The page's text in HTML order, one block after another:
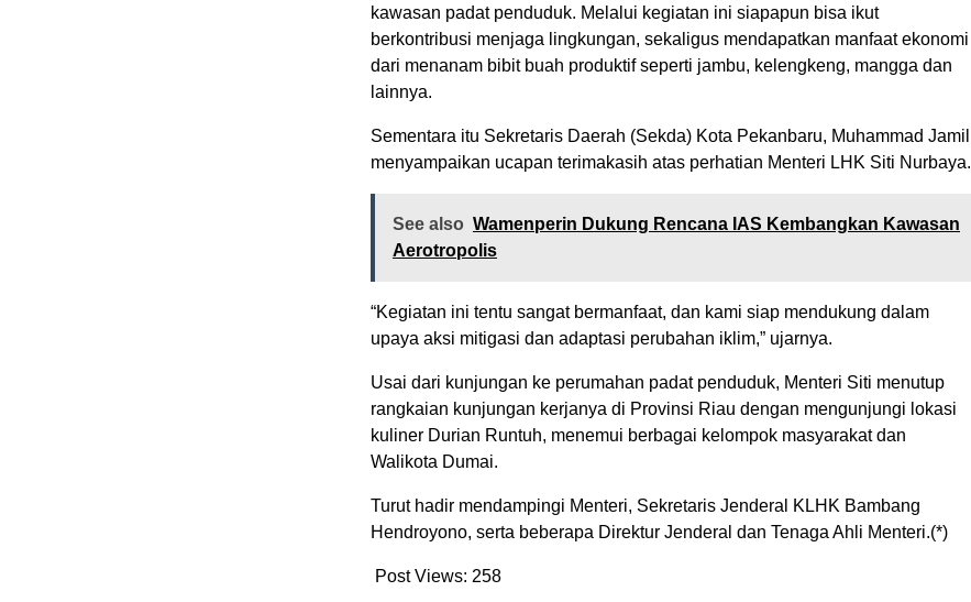
kawasan padat penduduk. Melalui kegiatan ini siapapun bisa ikut
berkontribusi menjaga lingkungan, sekaligus mendapatkan manfaat ekonomi
dari menanam bibit buah produktif seperti jambu, kelengkeng, mangga dan
lainnya.
Sementara itu Sekretaris Daerah (Sekda) Kota Pekanbaru, Muhammad Jamil
menyampaikan ucapan terimakasih atas perhatian Menteri LHK Siti Nurbaya.
See also Wamenperin Dukung Rencana IAS Kembangkan Kawasan
Aerotropolis
“Kegiatan ini tentu sangat bermanfaat, dan kami siap mendukung dalam
upaya aksi mitigasi dan adaptasi perubahan iklim,” ujarnya.
Usai dari kunjungan ke perumahan padat penduduk, Menteri Siti menutup
rangkaian kunjungan kerjanya di Provinsi Riau dengan mengunjungi lokasi
kuliner Durian Runtuh, menemui berbagai kelompok masyarakat dan
Walikota Dumai.
Turut hadir mendampingi Menteri, Sekretaris Jenderal KLHK Bambang
Hendroyono, serta beberapa Direktur Jenderal dan Tenaga Ahli Menteri.(*)
Post Views: 258